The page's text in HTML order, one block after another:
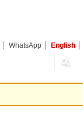
WhatsApp English